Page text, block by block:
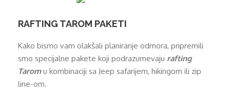
RAFTING TAROM PAKETI
Kako bismo vam olakšali planiranje odmora, pripremili
smo specijalne pakete koji podrazumevaju rafting
Taromu kombinaciji sa Jeep safarijem, hikingom ili zip
line-om.